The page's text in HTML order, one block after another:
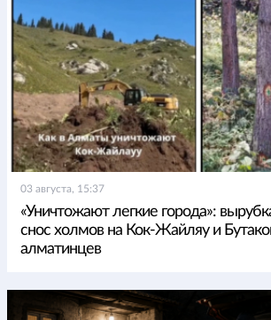
03 августа, 15:37
«Уничтожают легкие города»:
снос холмов на Кок-Жайляу и
алматинцев